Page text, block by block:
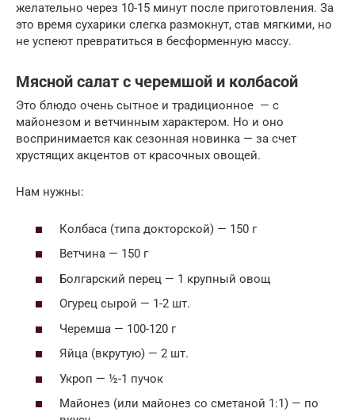
желательно через 10-15 минут после приготовления. За
это время сухарики слегка размокнут, став мягкими, но
не успеют превратиться в бесформенную массу.
Мясной салат с черемшой и колбасой
Это блюдо очень сытное и традиционное — с
майонезом и ветчинным характером. Но и оно
воспринимается как сезонная новинка — за счет
хрустящих акцентов от красочных овощей.
Нам нужны:
Колбаса (типа докторской) — 150 г
Ветчина — 150 г
Болгарский перец — 1 крупный овощ
Огурец сырой — 1-2 шт.
Черемша — 100-120 г
Яйца (вкрутую) — 2 шт.
Укроп — ½-1 пучок
Майонез (или майонез со сметаной 1:1) — по